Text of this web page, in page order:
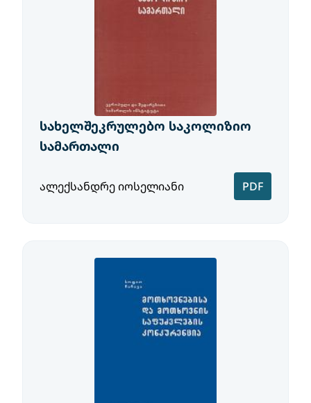
სახელშეკრულებო საკოლიზიო
სამართალი
ალექსანდრე იოსელიანი PDF